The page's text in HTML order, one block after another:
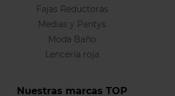
Fajas Reductoras
Medias y Pantys
Moda Baño
Lencería roja
Nuestras marcas TOP